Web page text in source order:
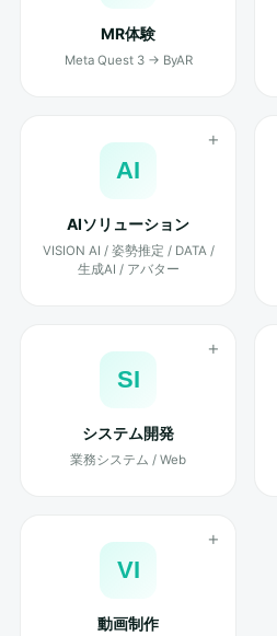
MR体験
Meta Quest 3 → ByAR
AI
AIソリューション
VISION AI / 姿勢推定 / DATA /
生成AI / アバター
SI
システム開発
業務システム / Web
VI
動画制作